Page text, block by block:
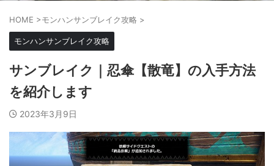
HOME >モンハンサンブレイク攻略 >
モンハンサンブレイク攻略
サンブレイク｜忍傘【散竜】の入手方法
を紹介します
2023年3月9日